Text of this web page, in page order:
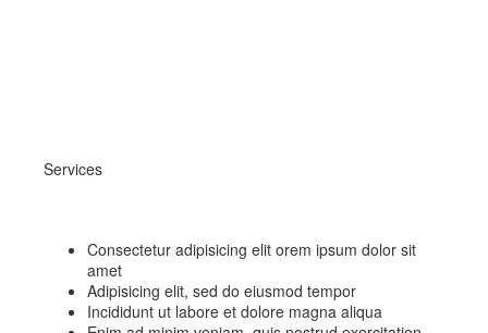
Services
Consectetur adipisicing elit orem ipsum dolor sit
amet
Adipisicing elit, sed do eiusmod tempor
Incididunt ut labore et dolore magna aliqua